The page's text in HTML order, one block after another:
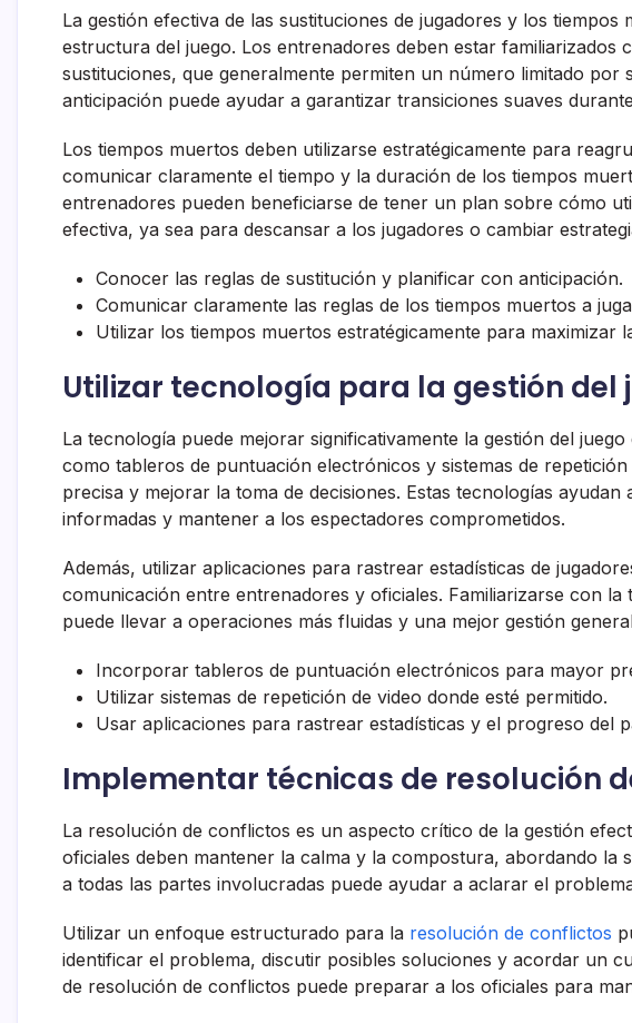
La gestión efectiva de las sustituciones de jugadores y los
estructura del juego. Los entrenadores deben estar familiarizados
sustituciones, que generalmente permiten un número limitado por
anticipación puede ayudar a garantizar transiciones suaves
Los tiempos muertos deben utilizarse estratégicamente para
comunicar claramente el tiempo y la duración de los tiempos
entrenadores pueden beneficiarse de tener un plan sobre cómo
efectiva, ya sea para descansar a los jugadores o cambiar
Conocer las reglas de sustitución y planificar con anticipación.
Comunicar claramente las reglas de los tiempos muertos a
Utilizar los tiempos muertos estratégicamente para maximizar
Utilizar tecnología para la gestión del
La tecnología puede mejorar significativamente la gestión del
como tableros de puntuación electrónicos y sistemas de
precisa y mejorar la toma de decisiones. Estas tecnologías ayudan
informadas y mantener a los espectadores comprometidos.
Además, utilizar aplicaciones para rastrear estadísticas de
comunicación entre entrenadores y oficiales. Familiarizarse con la
puede llevar a operaciones más fluidas y una mejor gestión
Incorporar tableros de puntuación electrónicos para mayor
Utilizar sistemas de repetición de video donde esté permitido.
Usar aplicaciones para rastrear estadísticas y el progreso del
Implementar técnicas de resolución
La resolución de conflictos es un aspecto crítico de la gestión
oficiales deben mantener la calma y la compostura, abordando la
a todas las partes involucradas puede ayudar a aclarar el
Utilizar un enfoque estructurado para la resolución de conflictos
identificar el problema, discutir posibles soluciones y acordar un
de resolución de conflictos puede preparar a los oficiales para